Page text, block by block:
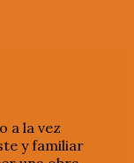
a la vez
y familiar